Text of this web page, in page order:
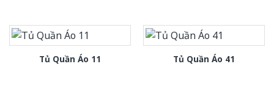
Tủ Quần Áo 11 Tủ Quần Áo 41